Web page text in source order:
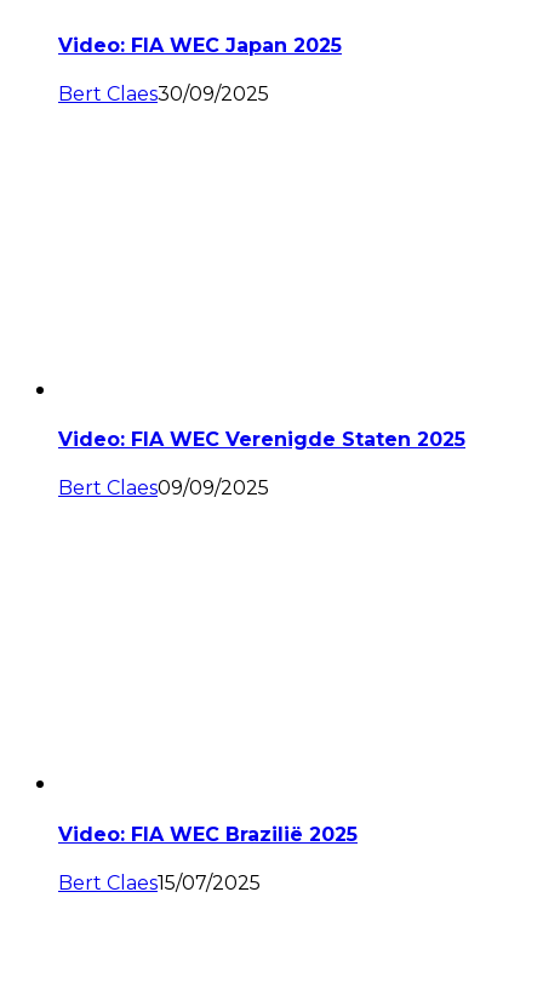
Video: FIA WEC Japan 2025
Bert Claes30/09/2025
Video: FIA WEC Verenigde Staten 2025
Bert Claes09/09/2025
Video: FIA WEC Brazilië 2025
Bert Claes15/07/2025